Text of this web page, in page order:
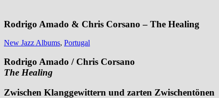
Rodrigo Amado & Chris Corsano – The Healing
New Jazz Albums, Portugal
Rodrigo Amado / Chris Corsano
The Healing
Zwischen Klanggewittern und zarten Zwischentönen